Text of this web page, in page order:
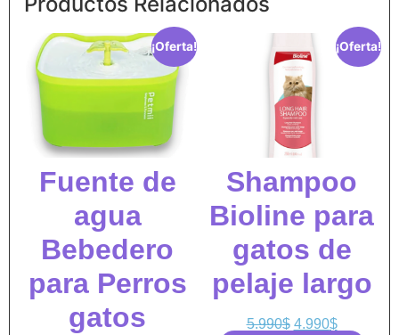
¡Oferta!
Fuente de
agua
Bebedero
para Perros
gatos
¡Oferta!
Shampoo
Bioline para
gatos de
pelaje largo
5.990$ 4.990$